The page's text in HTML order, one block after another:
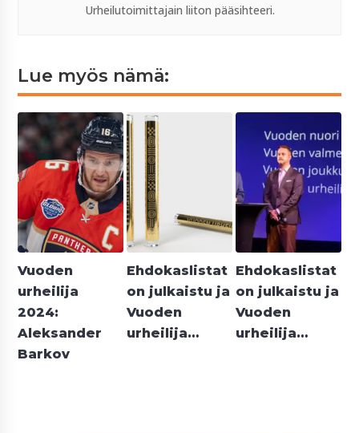
Urheilutoimittajain liiton pääsihteeri.
Lue myös nämä:
Vuoden
urheilija
2024:
Aleksander
Barkov
Ehdokaslistat
on julkaistu ja
Vuoden
urheilija…
Ehdokaslistat
on julkaistu ja
Vuoden
urheilija…